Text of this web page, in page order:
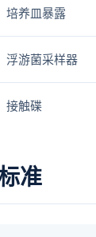
培养皿暴露
浮游菌采样器
接触碟
准